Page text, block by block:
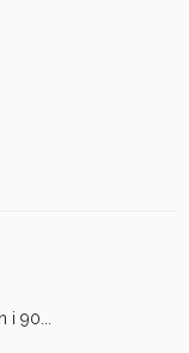
90...